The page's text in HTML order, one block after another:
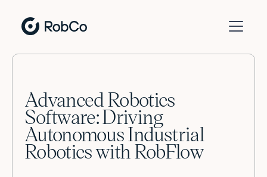
Advanced Robotics
Software: Driving
Autonomous Industrial
Robotics with RobFlow